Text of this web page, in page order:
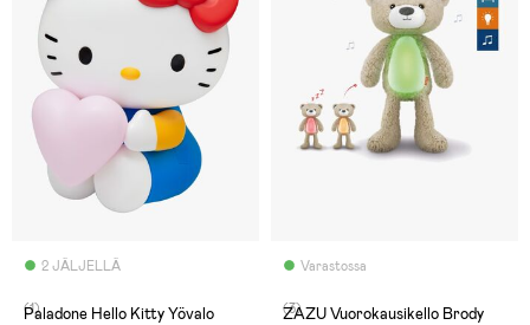
2 JÄLJELLÄ
(1)
Paladone Hello Kitty Yövalo
Varastossa
(3)
ZAZU Vuorokausikello Brody